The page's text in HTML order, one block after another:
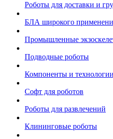
Роботы для доставки и
БЛА широкого
Промышленные
Подводные роботы
Компоненты и
Софт для роботов
Роботы для развлечений
Клининговые роботы